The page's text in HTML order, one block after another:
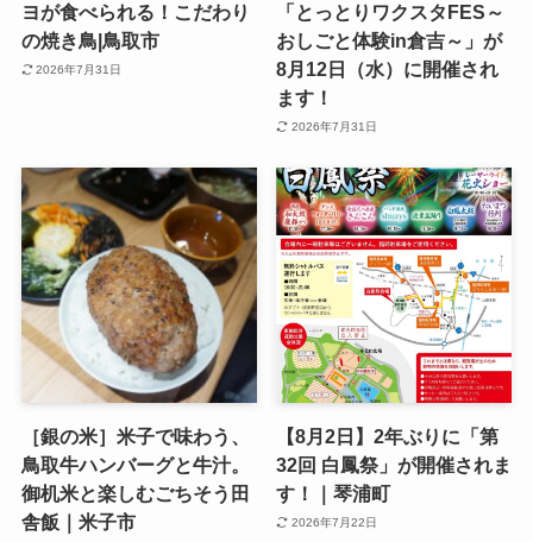
ヨが食べられる！こだわり
の焼き鳥|鳥取市
2026年7月31日
「とっとりワクスタFES～
おしごと体験in倉吉～」が
8月12日（水）に開催され
ます！
2026年7月31日
［銀の米］米子で味わう、
鳥取牛ハンバーグと牛汁。
御机米と楽しむごちそう田
舎飯｜米子市
【8月2日】2年ぶりに「第
32回 白鳳祭」が開催されま
す！｜琴浦町
2026年7月22日